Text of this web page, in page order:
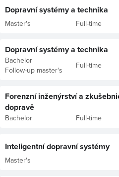
Dopravní systémy a technika
Master's Full-time
Dopravní systémy a technika
Bachelor
Follow-up master's
Full-time
Forenzní inženýrství a
dopravě
Bachelor Full-time
Inteligentní dopravní systémy
Master's